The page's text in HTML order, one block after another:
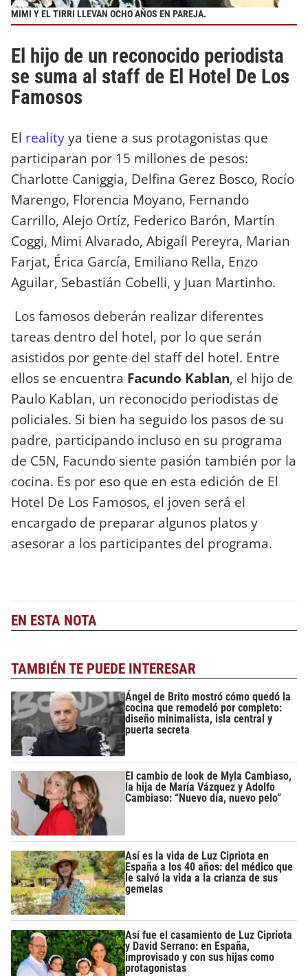
MIMI Y EL TIRRI LLEVAN OCHO AÑOS EN PAREJA.
El hijo de un reconocido periodista
se suma al staff de El Hotel De Los
Famosos
El realityya tiene a sus protagonistas que
participaran por 15 millones de pesos:
Charlotte Caniggia, Delfina Gerez Bosco, Rocío
Marengo, Florencia Moyano, Fernando
Carrillo, Alejo Ortíz, Federico Barón, Martín
Coggi, Mimi Alvarado, Abigaíl Pereyra, Marian
Farjat, Érica García, Emiliano Rella, Enzo
Aguilar, Sebastián Cobelli, y Juan Martinho.
Los famosos deberán realizar diferentes
tareas dentro del hotel, por lo que serán
asistidos por gente del staff del hotel. Entre
ellos se encuentra Facundo Kablan, el hijo de
Paulo Kablan, un reconocido periodistas de
policiales. Si bien ha seguido los pasos de su
padre, participando incluso en su programa
de C5N, Facundo siente pasión también por la
cocina. Es por eso que en esta edición de El
Hotel De Los Famosos, el joven será el
encargado de preparar algunos platos y
asesorar a los participantes del programa.
EN ESTA NOTA
TAMBIÉN TE PUEDE INTERESAR
Ángel de Brito mostró cómo quedó la
cocina que remodeló por completo:
diseño minimalista, isla central y
puerta secreta
El cambio de look de Myla Cambiaso,
la hija de María Vázquez y Adolfo
Cambiaso: “Nuevo día, nuevo pelo”
Así es la vida de Luz Cipriota en
España a los 40 años: del médico que
le salvó la vida a la crianza de sus
gemelas
Así fue el casamiento de Luz Cipriota
y David Serrano: en España,
improvisado y con sus hijas como
protagonistas